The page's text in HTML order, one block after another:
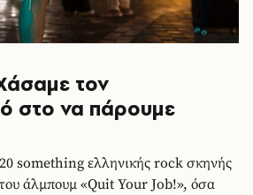
τον
στο να πάρουμε
something ελληνικής rock σκηνής
άλμπουμ «Quit Your Job!», όσα